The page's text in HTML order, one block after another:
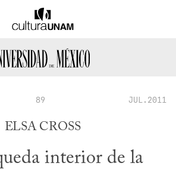
89 JUL.2011
ELSA CROSS
interior de la